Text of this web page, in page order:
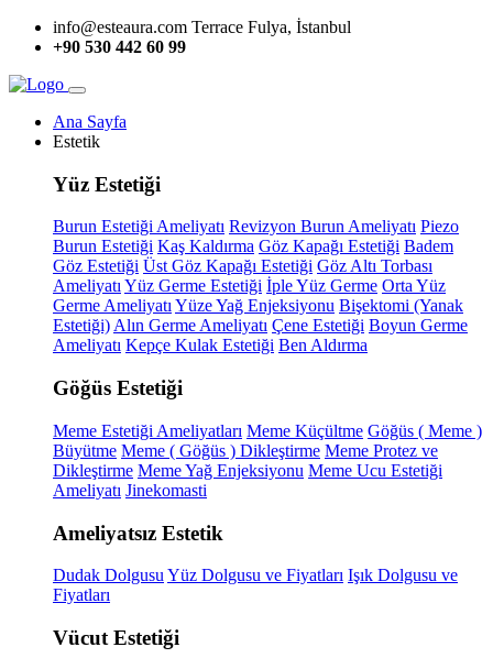
info@esteaura.com Terrace Fulya, İstanbul
+90 530 442 60 99
Ana Sayfa
Estetik
Yüz Estetiği
Burun Estetiği Ameliyatı Revizyon Burun Ameliyatı Piezo
Burun Estetiği Kaş Kaldırma Göz Kapağı Estetiği Badem
Göz Estetiği Üst Göz Kapağı Estetiği Göz Altı Torbası
AmeliyatıYüz Germe Estetiği İple Yüz Germe Orta Yüz
Germe AmeliyatıYüze Yağ Enjeksiyonu Bişektomi (Yanak
Estetiği)Alın Germe Ameliyatı Çene Estetiği Boyun Germe
Ameliyatı Kepçe Kulak Estetiği Ben Aldırma
Göğüs Estetiği
Meme Estetiği Ameliyatları Meme Küçültme Göğüs ( Meme )
Büyütme Meme ( Göğüs ) Dikleştirme Meme Protez ve
Dikleştirme Meme Yağ Enjeksiyonu Meme Ucu Estetiği
Ameliyatı Jinekomasti
Ameliyatsız Estetik
Dudak Dolgusu Yüz Dolgusu ve Fiyatları Işık Dolgusu ve
Fiyatları
Vücut Estetiği